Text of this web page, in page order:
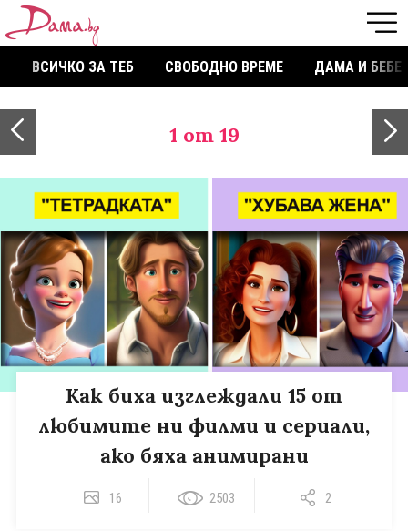
ВСИЧКО ЗА ТЕБ СВОБОДНО ВРЕМЕ ДАМА И БЕБЕ
1 от 19
Как биха изглеждали 15 от
любимите ни филми и сериали,
ако бяха анимирани
16 2503 2